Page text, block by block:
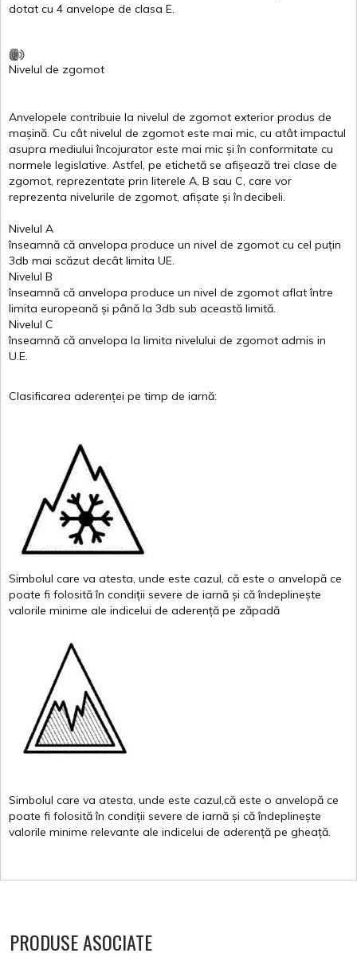
dotat cu 4 anvelope de clasa E.
Nivelul de zgomot
Anvelopele contribuie la nivelul de zgomot exterior produs de
mașină. Cu cât nivelul de zgomot este mai mic, cu atât impactul
asupra mediului încojurator este mai mic și în conformitate cu
normele legislative. Astfel, pe etichetă se afișează trei clase de
zgomot, reprezentate prin literele A, B sau C, care vor
reprezenta nivelurile de zgomot, afișate și îndecibeli.
Nivelul A
înseamnă că anvelopa produce un nivel de zgomot cu cel puțin
3db mai scăzut decât limita UE.
Nivelul B
înseamnă că anvelopa produce un nivel de zgomot aflat între
limita europeană și până la 3db sub această limită.
Nivelul C
înseamnă că anvelopa la limita nivelului de zgomot admis in
U.E.
Clasificarea aderenței pe timp de iarnă:
Simbolul care va atesta, unde este cazul, că este o anvelopă ce
poate fi folosită în condiții severe de iarnă și că îndeplinește
valorile minime ale indicelui de aderență pe zăpadă
Simbolul care va atesta, unde este cazul,că este o anvelopă ce
poate fi folosită în condiții severe de iarnă și că îndeplinește
valorile minime relevante ale indicelui de aderență pe gheață.
PRODUSE ASOCIATE